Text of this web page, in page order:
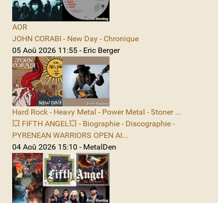
AOR
JOHN CORABI - New Day - Chronique
05 Aoû 2026 11:55 - Eric Berger
Hard Rock - Heavy Metal - Power Metal - Stoner ...
💥 FIFTH ANGEL💥 - Biographie - Discographie -
PYRENEAN WARRIORS OPEN AI...
04 Aoû 2026 15:10 - MetalDen